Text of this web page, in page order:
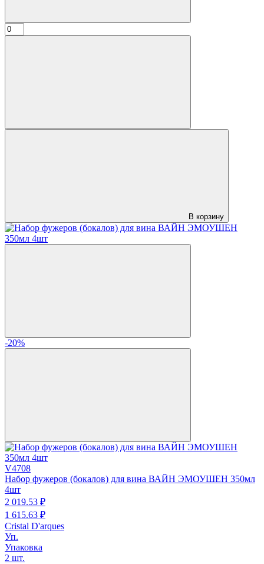
В корзину
-20%
V4708
Набор фужеров (бокалов) для вина ВАЙН ЭМОУШЕН 350мл
4шт
2 019.53 ₽
1 615.63 ₽
Cristal D'arques
Уп.
Упаковка
2 шт.